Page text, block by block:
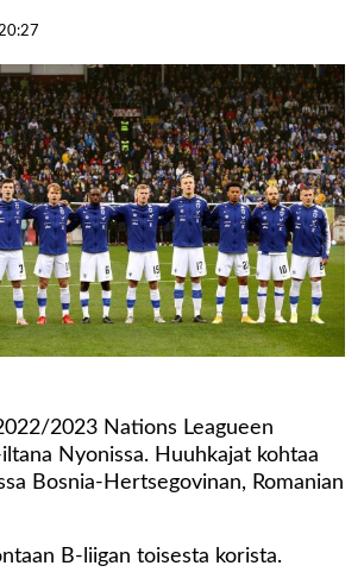
2023 Nations Leagueen
Nyonissa. Huuhkajat kohtaa
Bosnia-Hertsegovinan, Romanian
B-liigan toisesta korista.